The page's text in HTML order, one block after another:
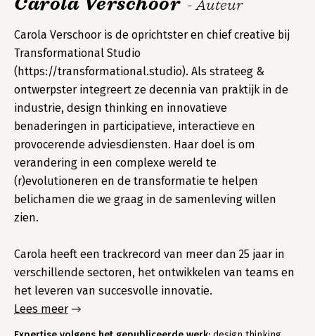
- Auteur
Carola Verschoor is de oprichtster en chief creative bij
Transformational Studio
(https://transformational.studio). Als strateeg &
ontwerpster integreert ze decennia van praktijk in de
industrie, design thinking en innovatieve
benaderingen in participatieve, interactieve en
provocerende adviesdiensten. Haar doel is om
verandering in een complexe wereld te
(r)evolutioneren en de transformatie te helpen
belichamen die we graag in de samenleving willen
zien.
Carola heeft een trackrecord van meer dan 25 jaar in
verschillende sectoren, het ontwikkelen van teams en
het leveren van succesvolle innovatie.
Lees meer